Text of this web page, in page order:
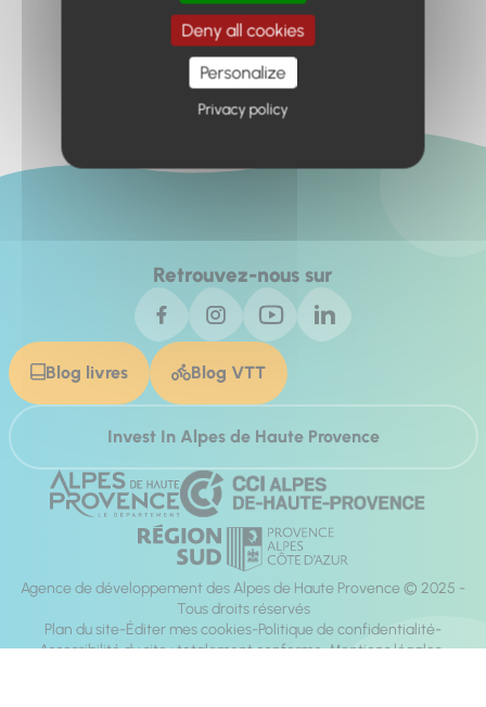
Retour à l'accueil
Retrouvez-nous sur
Blog livres Blog VTT
Invest In Alpes de Haute Provence
Agence de développement des Alpes de Haute Provence © 2025 -
Tous droits réservés
Plan du site Éditer mes cookies Politique de confidentialité
Accessibilité du site : totalement conforme Mentions légales
Deny all cookies
Personalize
Privacy policy